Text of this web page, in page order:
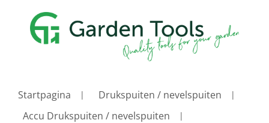
Startpagina
Drukspuiten / nevelspuiten
Accu Drukspuiten / nevelspuiten